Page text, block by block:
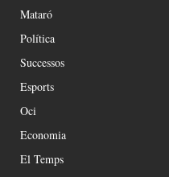
Mataró
Política
Successos
Esports
Oci
Economia
El Temps